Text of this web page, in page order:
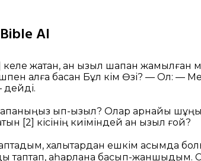
AI
келе жатқан, қан қызыл шапан жамылған
алға басқан Бұл кім Өзі? — Ол: —
дейді.
қып-қызыл? Олар арнайы
[2] кісінің киіміндей қан қызыл ғой?
халықтардан ешкім қасымда
таптап, қаһарлана басып-жаншыдым.